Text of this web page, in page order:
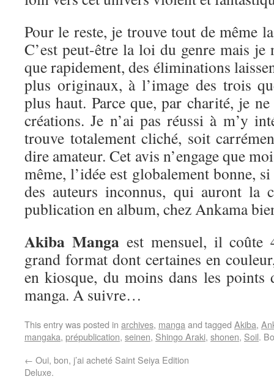
Pour le reste, je trouve tout de même
C’est peut-être la loi du genre mais je
que rapidement, des éliminations
plus originaux, à l’image des trois
plus haut. Parce que, par charité, je
créations. Je n’ai pas réussi à m’y
trouve totalement cliché, soit
dire amateur. Cet avis n’engage que
même, l’idée est globalement bonne,
des auteurs inconnus, qui auront la
publication en album, chez Ankama
Akiba Mangaest mensuel, il coûte
grand format dont certaines en
en kiosque, du moins dans les points
manga. A suivre…
This entry was posted in archives, manga and tagged Akiba,
mangaka, prépublication, seinen, Shingo Araki, shonen, Soil.
← Oui, bon, j’ai acheté Saint Seiya Edition
Deluxe.